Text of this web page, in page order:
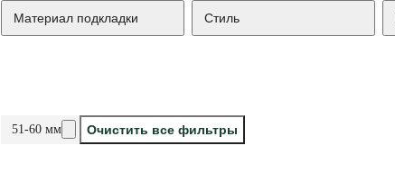
Материал подкладки Стиль
51-60 мм Очистить все фильтры